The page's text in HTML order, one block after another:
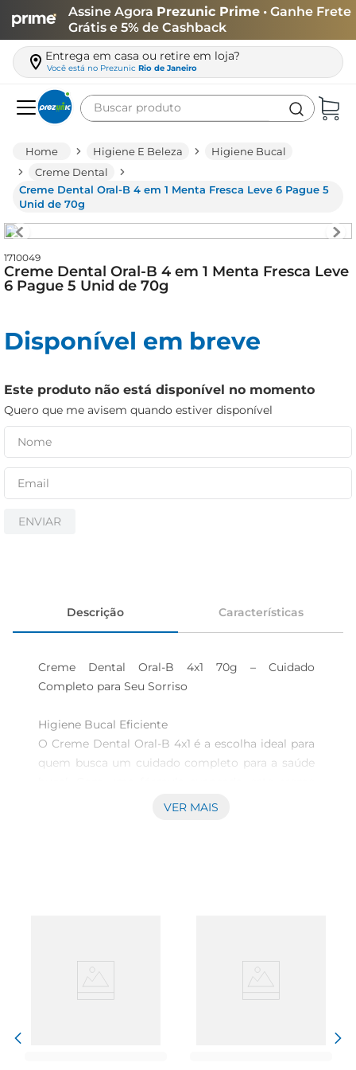
Assine Agora Prezunic Prime • Ganhe Frete
Grátis e 5% de Cashback
Entrega em casa ou retire em loja?
Você está no Prezunic Rio de Janeiro
Buscar produto
Higiene E Beleza
Higiene Bucal
Creme Dental
Creme Dental Oral-B 4 em 1 Menta Fresca Leve 6 Pague 5
Unid de 70g
1710049
Creme Dental Oral-B 4 em 1 Menta Fresca Leve
6 Pague 5 Unid de 70g
Disponível em breve
Este produto não está disponível no momento
Quero que me avisem quando estiver disponível
ENVIAR
Descrição Características
Creme Dental Oral-B 4x1 70g – Cuidado
Completo para Seu Sorriso
Higiene Bucal Eficiente
O Creme Dental Oral-B 4x1 é a escolha ideal para
quem busca um cuidado completo para a saúde
dental oferece proteção contra cáries, gengivite e
Dental Oral-B 4x1 combina ingredientes que
VER MAIS
leite
biscoito
iogurte
papel higiênico
cerveja